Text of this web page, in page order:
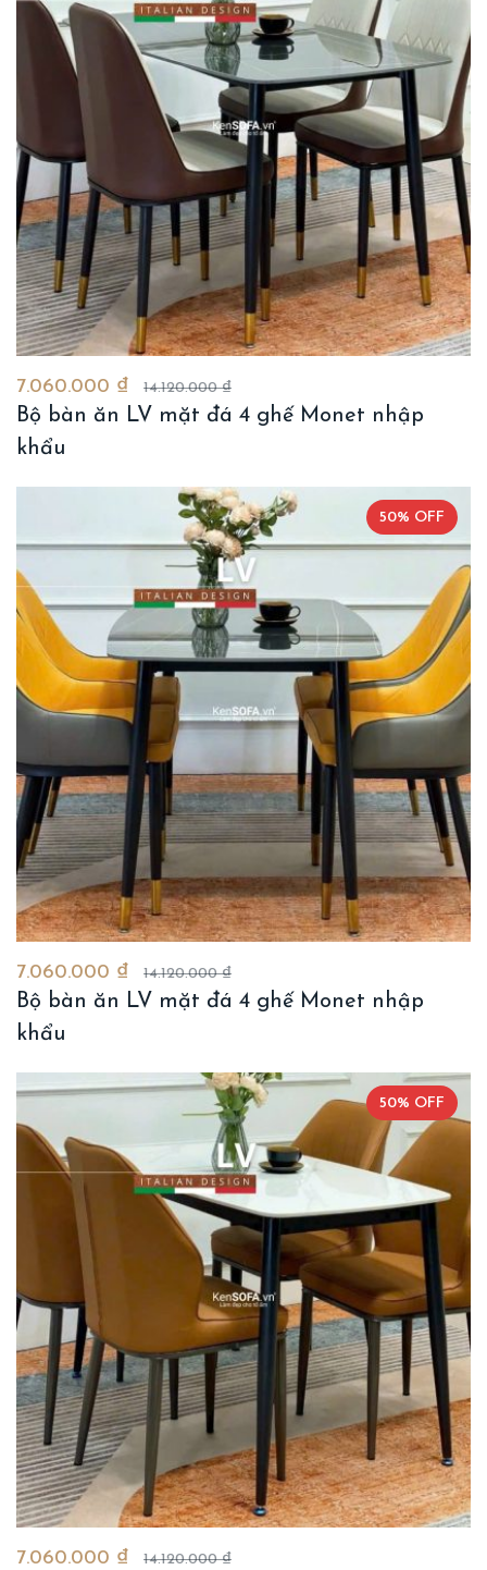
7.060.000 ₫ 14.120.000 ₫
Bộ bàn ăn LV mặt đá 4 ghế Monet nhập
khẩu
50% OFF
7.060.000 ₫ 14.120.000 ₫
Bộ bàn ăn LV mặt đá 4 ghế Monet nhập
khẩu
50% OFF
7.060.000 ₫ 14.120.000 ₫